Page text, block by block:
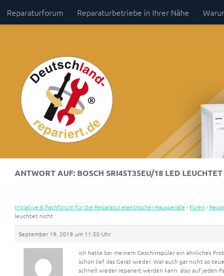
Zum Inhalt springen
Reparaturforum Reparaturbetriebe in Ihrer Nähe
ANTWORT AUF: BOSCH SRI45T35EU/18 LED
Initiative & Fachforum für die Reparatur elektrischer Hausgeräte › Foren ›
leuchtet nicht
September 19, 2019 um 11:50 Uhr
ich hatte bei meinem Geschirrspüler ein ähnliches
schon lief das Gerät wieder. War auch gar nicht so
schnell wieder repariert werden kann. also auf jeden